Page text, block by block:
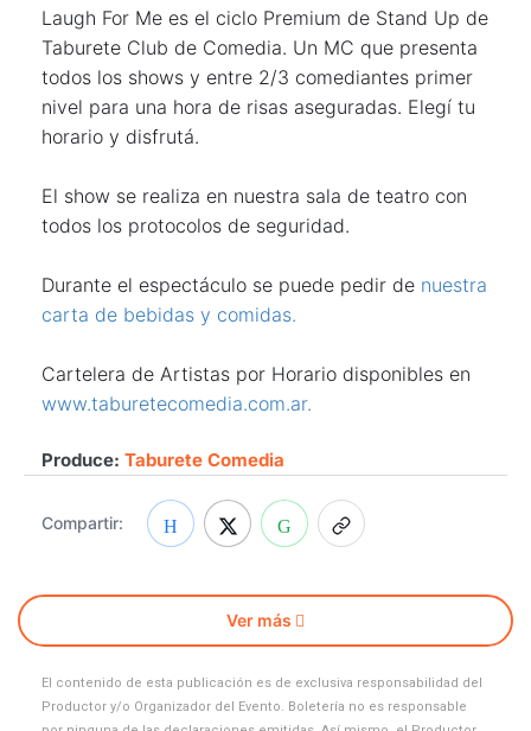
Laugh For Me es el ciclo Premium de Stand Up de
Taburete Club de Comedia. Un MC que presenta
todos los shows y entre 2/3 comediantes primer
nivel para una hora de risas aseguradas. Elegí tu
horario y disfrutá.
El show se realiza en nuestra sala de teatro con
todos los protocolos de seguridad.
Durante el espectáculo se puede pedir de nuestra
carta de bebidas y comidas.
Cartelera de Artistas por Horario disponibles en
www.taburetecomedia.com.ar.
Produce: Taburete Comedia
Compartir:
Ver más
El contenido de esta publicación es de exclusiva responsabilidad del
Productor y/o Organizador del Evento. Boletería no es responsable